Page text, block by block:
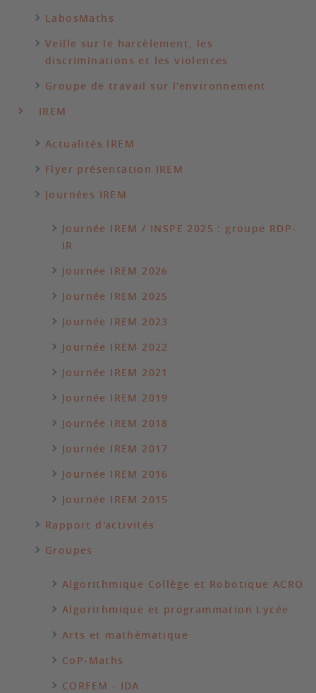
LabosMaths
Veille sur le harcèlement, les
discriminations et les violences
Groupe de travail sur l'environnement
IREM
Actualités IREM
Flyer présentation IREM
Journées IREM
Journée IREM / INSPE 2025 : groupe RDP-
IR
Journée IREM 2026
Journée IREM 2025
Journée IREM 2023
Journée IREM 2022
Journée IREM 2021
Journée IREM 2019
Journée IREM 2018
Journée IREM 2017
Journée IREM 2016
Journée IREM 2015
Rapport d'activités
Groupes
Algorithmique Collège et Robotique ACRO
Algorithmique et programmation Lycée
Arts et mathématique
CoP-Maths
CORFEM - IDA